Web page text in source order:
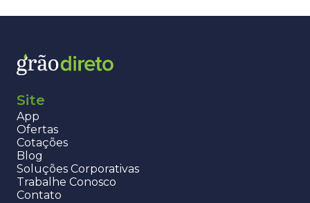
Site
App
Ofertas
Cotações
Blog
Soluções Corporativas
Trabalhe Conosco
Contato